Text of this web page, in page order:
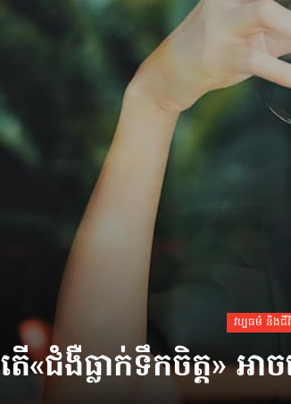
វប្បធម៌ និងជី
តើ​«ជំងឺ​ធ្លាក់​ទឹកចិត្ត» អាច​